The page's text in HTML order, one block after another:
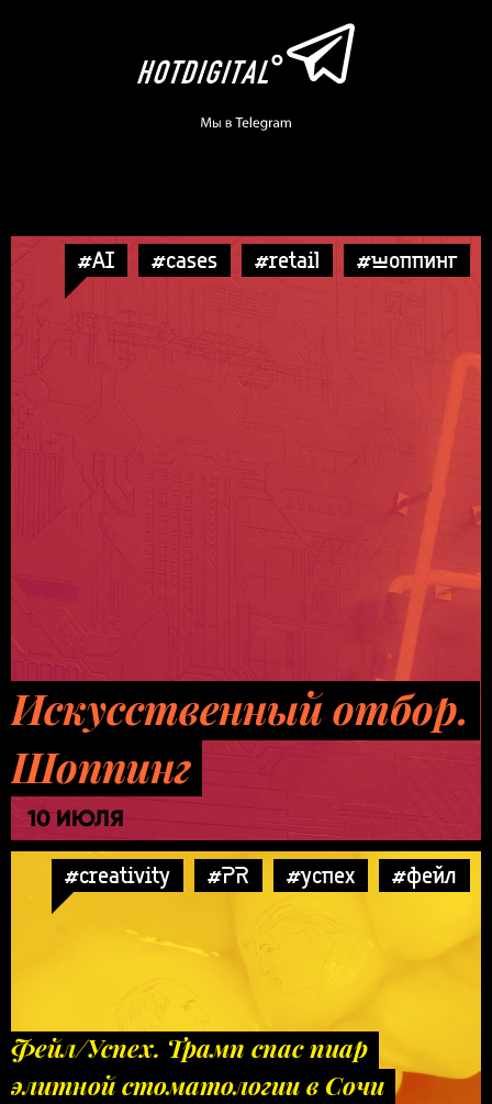
#AI #cases #retail #шоппинг
Искусственный отбор.
Шоппинг
10 ИЮЛЯ
#creativity #PR #успех #фейл
Фейл/Успех. Трамп спас пиар
элитной стоматологии в Сочи